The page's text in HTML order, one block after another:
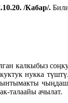
/Кабар/.
калкыбыз
нукка
талаайы ачылат.